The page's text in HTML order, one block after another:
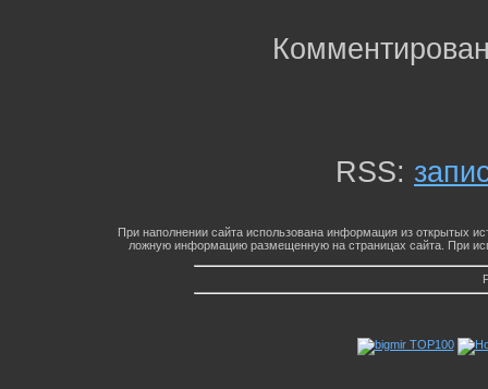
RSS:
При наполнении сайта использована информация из открытых
ложную информацию размещенную на страницах сайта. При